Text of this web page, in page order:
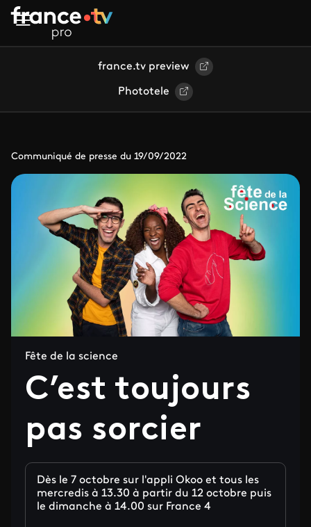
Aller au contenu principal
france.tv preview
Phototele
Communiqué de presse du 19/09/2022
Fête de la science
C’est toujours
pas sorcier
Dès le 7 octobre sur l'appli Okoo et tous les
mercredis à 13.30 à partir du 12 octobre puis
le dimanche à 14.00 sur France 4